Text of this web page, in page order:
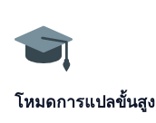
โหมดการแปลขั้นสูง